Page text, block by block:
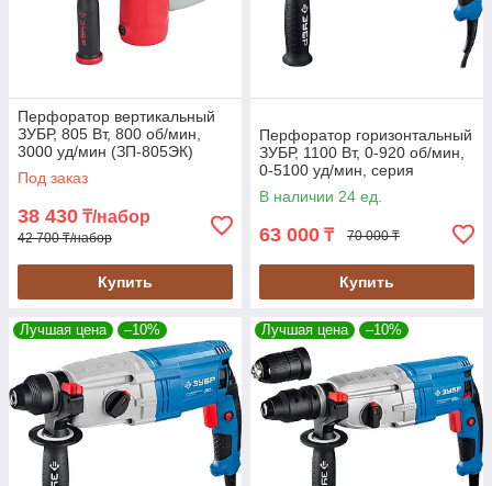
Перфоратор вертикальный
ЗУБР, 805 Вт, 800 об/мин,
3000 уд/мин (ЗП-805ЭК)
Под заказ
38 430 ₸/набор
42 700 ₸/набор
Купить
Перфоратор горизонтальный
ЗУБР, 1100 Вт, 0-920 об/мин,
0-5100 уд/мин, серия
"Профессионал" (ЗП-32-1100
К)
В наличии 24 ед.
63 000 ₸ 70 000 ₸
Купить
Лучшая цена –10% Лучшая цена –10%